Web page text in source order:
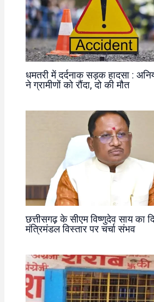
धमतरी में दर्दनाक सड़क हादसा :
ने ग्रामीणों को रौंदा, दो की मौत
छत्तीसगढ़ के सीएम विष्णुदेव साय का
मंत्रिमंडल विस्तार पर चर्चा संभव